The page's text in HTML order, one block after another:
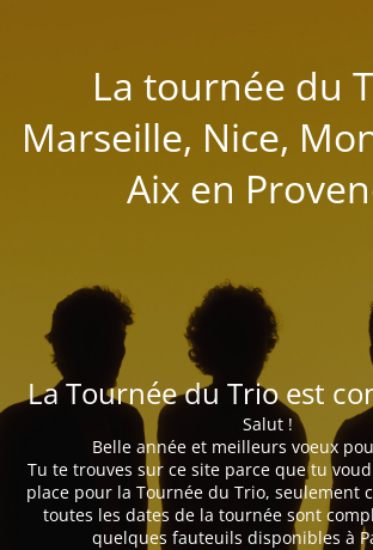
La tournée du
Marseille, Nice,
Aix en
La Tournée du Trio est
Salut !
Belle année et meilleurs voeux
Tu te trouves sur ce site parce que tu
place pour la Tournée du Trio, seulement
toutes les dates de la tournée sont
quelques fauteuils disponibles à